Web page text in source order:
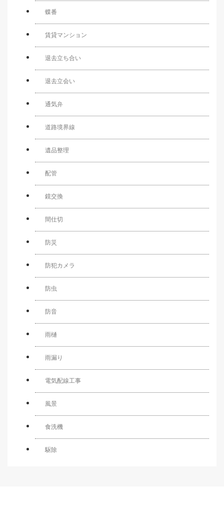
蝶番
賃貸マンション
退去立ち合い
退去立会い
通気弁
道路境界線
遺品整理
配管
鏡交換
間仕切
防災
防犯カメラ
防虫
防音
雨樋
雨漏り
電気配線工事
風景
食洗機
駆除